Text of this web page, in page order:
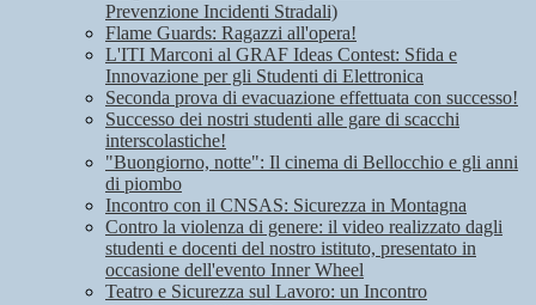
Prevenzione Incidenti Stradali)
Flame Guards: Ragazzi all'opera!
L'ITI Marconi al GRAF Ideas Contest: Sfida e
Innovazione per gli Studenti di Elettronica
Seconda prova di evacuazione effettuata con successo!
Successo dei nostri studenti alle gare di scacchi
interscolastiche!
"Buongiorno, notte": Il cinema di Bellocchio e gli anni
di piombo
Incontro con il CNSAS: Sicurezza in Montagna
Contro la violenza di genere: il video realizzato dagli
studenti e docenti del nostro istituto, presentato in
occasione dell'evento Inner Wheel
Teatro e Sicurezza sul Lavoro: un Incontro